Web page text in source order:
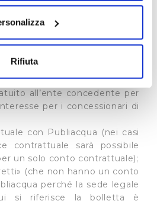
anche:
sulla tua posizione
dispositivo, scansionandolo
di caratteristiche specifiche
elaborati i tuoi dati personali
nellasezione dettagli. Puoi
consenso in qualsiasi momento
cookie.
Rifiuta
comprovante lo svolgimento
ovvero di garantire
all’ente concedente per
per i concessionari di
con Publiacqua (nei casi
contrattuale sarà possibile
un solo conto contrattuale);
(che non hanno un conto
perché la sede legale
si riferisce la bolletta è